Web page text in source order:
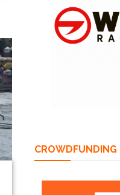
CROWDFUNDING